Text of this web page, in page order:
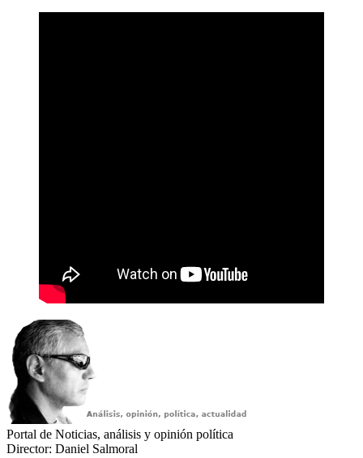
Portal de Noticias, análisis y opinión política
Director: Daniel Salmoral